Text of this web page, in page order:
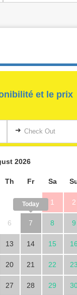
et le prix
2026
Th Fr Sa
1 2
6 7
Today
8 9
13 14 15 16
20 21 22 23
27 28 29
➜ Check Out
les détails de